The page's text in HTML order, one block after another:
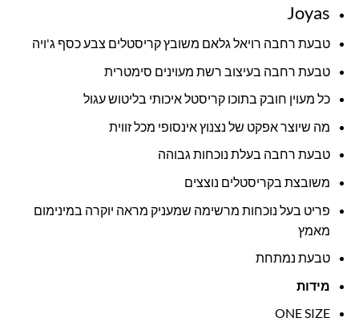
149.90₪.
119.00₪.
Joyas
טבעת רחבה רויאל גלאם משובץ קריסטלים צבע כסף ג'ויה
טבעת רחבה בעיצוב רשת מעוינים סימטרית
כל מעוין חובק בתוכו קריסטל איכותי בליטוש עגול
מה שיוצר אפקט של נצנוץ אינסופי מכל זווית
טבעת רחבה בעלת נוכחות גבוהה
משובצת בקריסטלים נוצצים
פריט בעל נוכחות מרשימה שמעניק מראה יוקרה במינימום
מאמץ
טבעת נמתחת
מידות
ONE SIZE